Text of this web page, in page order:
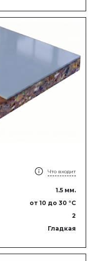
Что входит
1.5 мм.
от 10 до 30 °C
2
Гладкая